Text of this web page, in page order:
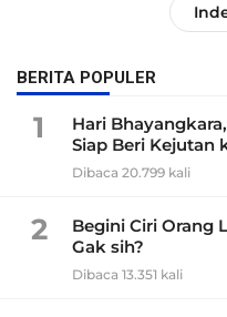
BERITA POPULER
1
Hari
Siap Beri Kejutan
Dibaca 20.799 kali
2
Begini Ciri Orang
Gak sih?
Dibaca 13.351 kali